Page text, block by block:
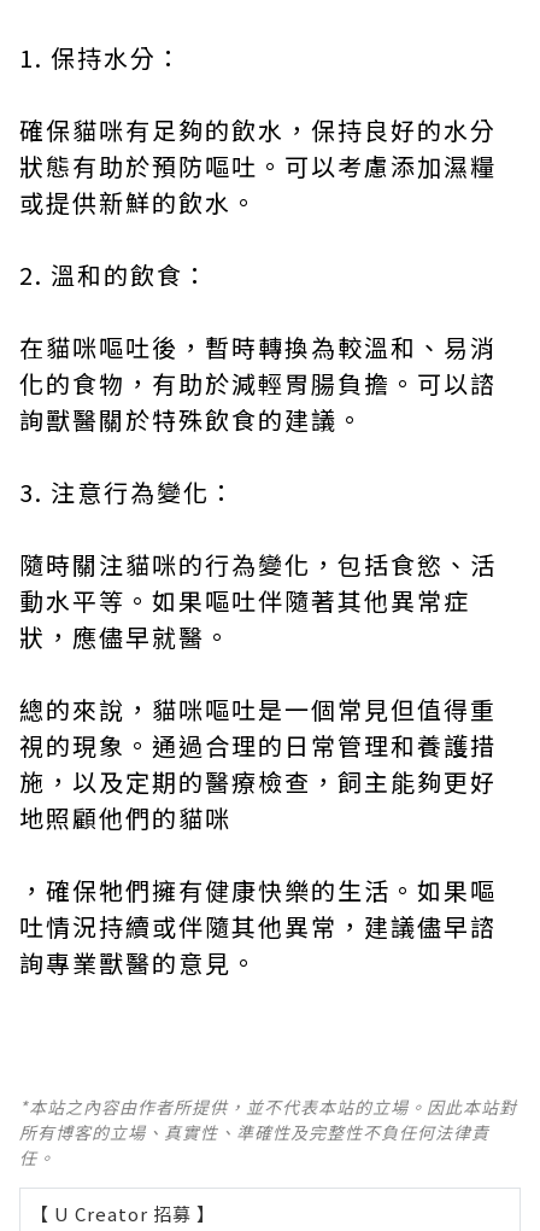
1. 保持水分：
確保貓咪有足夠的飲水，保持良好的水分
狀態有助於預防嘔吐。可以考慮添加濕糧
或提供新鮮的飲水。
2. 溫和的飲食：
在貓咪嘔吐後，暫時轉換為較溫和、易消
化的食物，有助於減輕胃腸負擔。可以諮
詢獸醫關於特殊飲食的建議。
3. 注意行為變化：
隨時關注貓咪的行為變化，包括食慾、活
動水平等。如果嘔吐伴隨著其他異常症
狀，應儘早就醫。
總的來說，貓咪嘔吐是一個常見但值得重
視的現象。通過合理的日常管理和養護措
施，以及定期的醫療檢查，飼主能夠更好
地照顧他們的貓咪
，確保牠們擁有健康快樂的生活。如果嘔
吐情況持續或伴隨其他異常，建議儘早諮
詢專業獸醫的意見。
*本站之內容由作者所提供，並不代表本站的立場。因此本站對
所有博客的立場、真實性、準確性及完整性不負任何法律責
任。
【 U Creator 招募 】